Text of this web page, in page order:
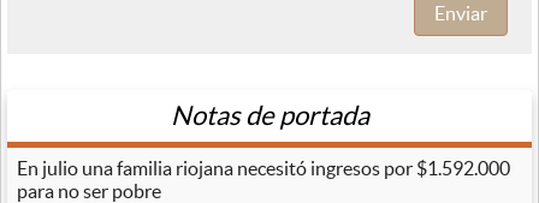
Enviar
Notas de portada
En julio una familia riojana necesitó ingresos por $1.592.000
para no ser pobre